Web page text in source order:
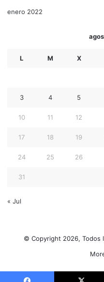
enero 2022
L M X
3 4 5
10 11 12
17 18 19
24 25 26
31
« Jul
© Copyright 2026, Todos